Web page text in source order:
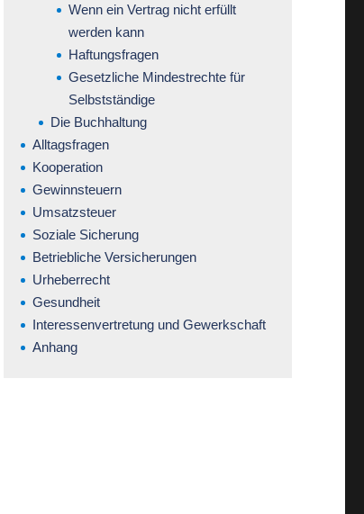
Wenn ein Vertrag nicht erfüllt
werden kann
Haftungsfragen
Gesetzliche Mindestrechte für
Selbstständige
Die Buchhaltung
Alltagsfragen
Kooperation
Gewinnsteuern
Umsatzsteuer
Soziale Sicherung
Betriebliche Versicherungen
Urheberrecht
Gesundheit
Interessenvertretung und Gewerkschaft
Anhang